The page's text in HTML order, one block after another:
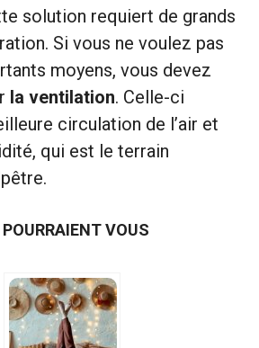
solution requiert de grands
Si vous ne voulez pas
moyens, vous devez
la ventilation. Celle-ci
circulation de l’air et
qui est le terrain
VOUS